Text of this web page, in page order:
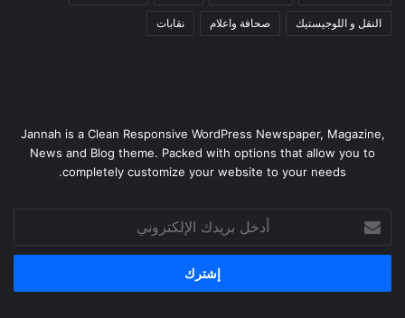
النقل و اللوجيستيك صحافة واعلام نقابات
Jannah is a Clean Responsive WordPress Newspaper, Magazine,
News and Blog theme. Packed with options that allow you to
completely customize your website to your needs.
بريدك
الإلكتروني